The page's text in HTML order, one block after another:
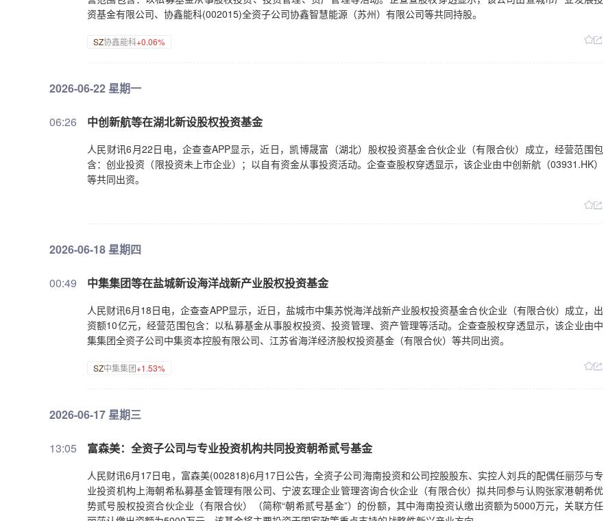
资基金有限公司、协鑫能科(002015)全资子公司协鑫智慧能源（苏州）有限公司等共同持股。
SZ协鑫能科+0.06%
2026-06-22 星期一
06:26 中创新航等在湖北新设股权投资基金
人民财讯6月22日电，企查查APP显示，近日，凯博晟富（湖北）股权投资基金合伙企业（有限合伙）成立，经营范围包
含：创业投资（限投资未上市企业）；以自有资金从事投资活动。企查查股权穿透显示，该企业由中创新航（03931.HK）
等共同出资。
2026-06-18 星期四
00:49 中集集团等在盐城新设海洋战新产业股权投资基金
人民财讯6月18日电，企查查APP显示，近日，盐城市中集苏悦海洋战新产业股权投资基金合伙企业（有限合伙）成立，出
资额10亿元，经营范围包含：以私募基金从事股权投资、投资管理、资产管理等活动。企查查股权穿透显示，该企业由中
集集团全资子公司中集资本控股有限公司、江苏省海洋经济股权投资基金（有限合伙）等共同出资。
SZ中集集团+1.53%
2026-06-17 星期三
13:05 富森美：全资子公司与专业投资机构共同投资朝希贰号基金
人民财讯6月17日电，富森美(002818)6月17日公告，全资子公司海南投资和公司控股股东、实控人刘兵的配偶任丽莎与专
业投资机构上海朝希私募基金管理有限公司、宁波玄理企业管理咨询合伙企业（有限合伙）拟共同参与认购张家港朝希优
势贰号股权投资合伙企业（有限合伙）（简称“朝希贰号基金”）的份额，其中海南投资认缴出资额为5000万元，关联方任